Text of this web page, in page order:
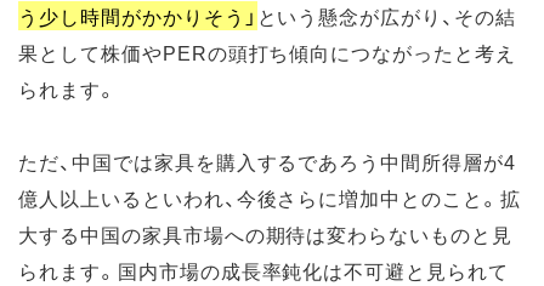
う少し時間がかかりそう」 という懸念が広がり、その結
果として株価やPERの頭打ち傾向につながったと考え
られます。
ただ、中国では家具を購入するであろう中間所得層が4
億人以上いるといわれ、今後さらに増加中とのこと。拡
大する中国の家具市場への期待は変わらないものと見
られます。国内市場の成長率鈍化は不可避と見られて